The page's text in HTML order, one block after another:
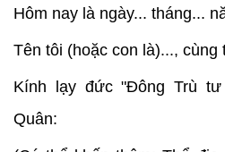
Hôm nay là ngày... tháng...
Tên tôi (hoặc con là)..., cùng
Kính lạy đức "Đông Trù
Quân: